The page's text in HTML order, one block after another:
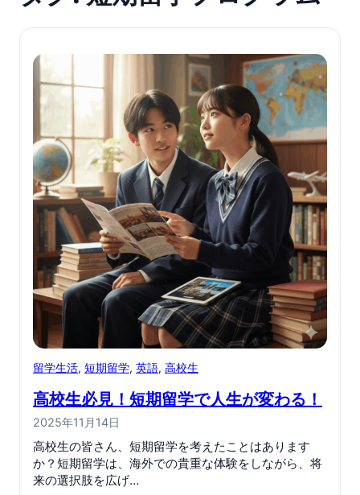
留学生活, 短期留学, 英語, 高校生
高校生必見！短期留学で人生が変わる！
2025年11月14日
高校生の皆さん、短期留学を考えたことはあります
か？短期留学は、海外での貴重な体験をしながら、将
来の選択肢を広げ…